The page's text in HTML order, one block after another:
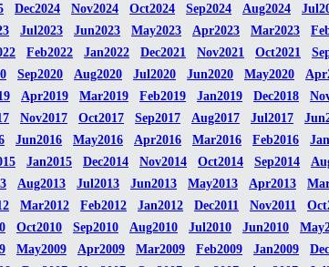
Dec2024 Nov2024 Oct2024 Sep2024 Aug2024
Jul2023 Jun2023 May2023 Apr2023 Mar2023
Feb2022 Jan2022 Dec2021 Nov2021 Oct2021
Sep2020 Aug2020 Jul2020 Jun2020 May2020
Apr2019 Mar2019 Feb2019 Jan2019 Dec2018
Nov2017 Oct2017 Sep2017 Aug2017 Jul2017
Jun2016 May2016 Apr2016 Mar2016 Feb2016
Jan2015 Dec2014 Nov2014 Oct2014 Sep2014
Aug2013 Jul2013 Jun2013 May2013 Apr2013
Mar2012 Feb2012 Jan2012 Dec2011 Nov2011
Oct2010 Sep2010 Aug2010 Jul2010 Jun2010
May2009 Apr2009 Mar2009 Feb2009 Jan2009